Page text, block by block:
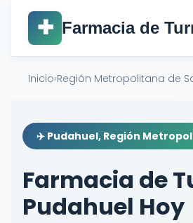
✚ Farmacia de
Inicio›Región Metropolitana de
✈️ Pudahuel, Región
Farmacia de
Pudahuel Hoy